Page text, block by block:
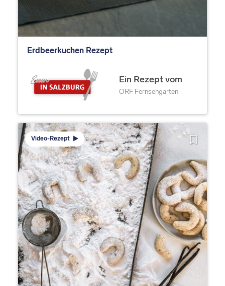
Erdbeerkuchen Rezept
Ein Rezept vom
ORF Fernsehgarten
Video-Rezept